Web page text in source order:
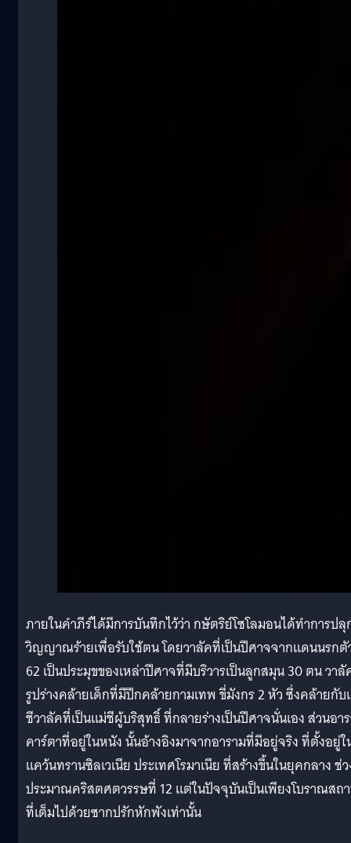
ภายในคำภีร์ได้มีการบันทึกไว้ว่า กษัตริย์โซโลมอนได้ทำการปลุ
วิญญาณร้ายเพื่อรับใช้ตน โดยวาลัคที่เป็นปีศาจจากแดนนรก
62 เป็นประมุขของเหล่าปีศาจที่มีบริวารเป็นลูกสมุน 30 ตน วา
รูปร่างคล้ายเด็กที่มีปีกคล้ายกามเทพ ขี่มังกร 2 หัว ซึ่งคล้ายกั
ชีวาลัคที่เป็นแม่ชีผู้บริสุทธิ์ ที่กลายร่างเป็นปีศาจนั่นเอง ส่วนอา
คาร์ตาที่อยู่ในหนัง นั้นอ้างอิงมาจากอารามที่มีอยู่จริง ที่ตั้งอยู่ใ
แคว้นทรานซิลเวเนีย ประเทศโรมาเนีย ที่สร้างขึ้นในยุคกลาง ช่
ประมาณคริสตศตวรรษที่ 12 แต่ในปัจจุบันเป็นเพียงโบราณสถ
ที่เต็มไปด้วยซากปรักหักพังเท่านั้น